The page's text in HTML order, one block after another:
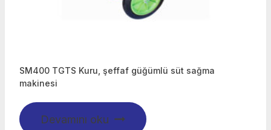
SM400 TGTS Kuru, şeffaf güğümlü süt sağma
makinesi
Devamını oku